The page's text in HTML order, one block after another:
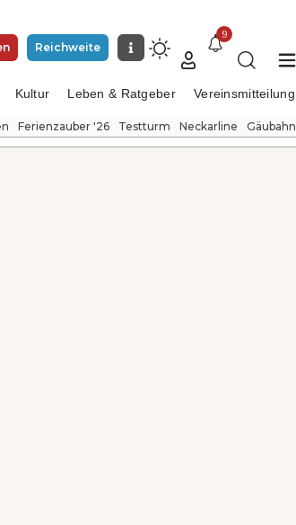
Reichweite
9
Kultur Leben & Ratgeber Vereinsmitteilung
Ferienzauber '26 Testturm Neckarline Gäubahn